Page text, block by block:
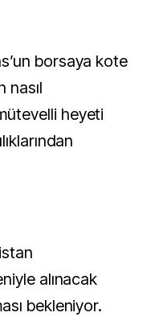
borsaya kote
nasıl
heyeti
alınacak
bekleniyor.